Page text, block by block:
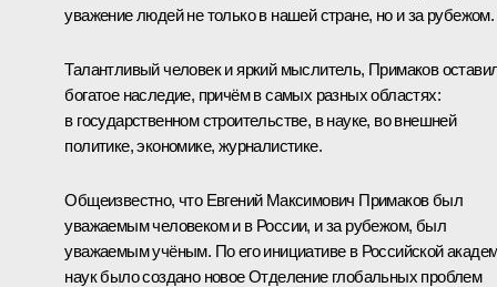
уважение людей не только в нашей стране, но и за рубежом.
Талантливый человек и яркий мыслитель, Примаков
богатое наследие, причём в самых разных областях:
в государственном строительстве, в науке, во внешней
политике, экономике, журналистике.
Общеизвестно, что Евгений Максимович Примаков был
уважаемым человеком и в России, и за рубежом, был
уважаемым учёным. По его инициативе в Российской
наук было создано новое Отделение глобальных проблем